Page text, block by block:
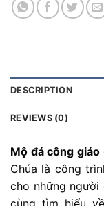
DESCRIPTION
REVIEWS (0)
Mộ đá công giáo
Chúa là công
cho những người
cùng tìm hiểu